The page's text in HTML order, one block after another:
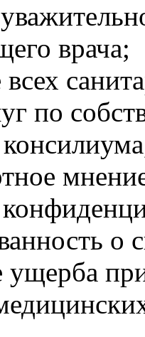
врача;
по
о
ущерба